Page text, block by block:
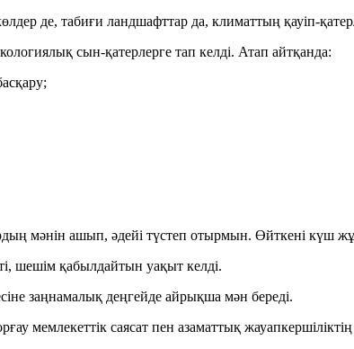
де, табиғи ландшафттар да, климаттың қауіп-
сын-қатерлерге тап келді. Атап айтқанда:
мәнін ашып, әдейі түстеп отырмын. Өйткені күш
шешім қабылдайтын уақыт келді.
заңнамалық деңгейде айрықша мән береді.
мемлекеттік саясат пен азаматтық